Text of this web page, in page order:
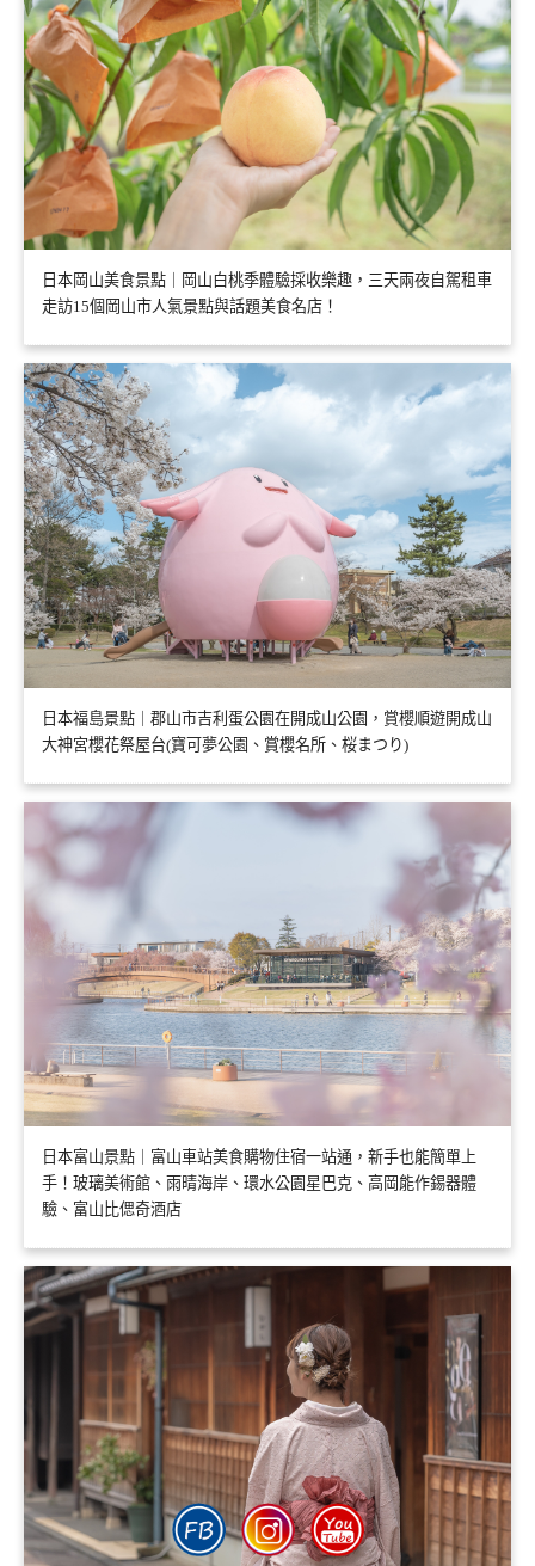
日本岡山美食景點｜岡山白桃季體驗採收樂趣，三天兩夜自駕租車
走訪15個岡山市人氣景點與話題美食名店！
日本福島景點｜郡山市吉利蛋公園在開成山公園，賞櫻順遊開成山
大神宮櫻花祭屋台(寶可夢公園、賞櫻名所、桜まつり)
日本富山景點｜富山車站美食購物住宿一站通，新手也能簡單上
手！玻璃美術館、雨晴海岸、環水公園星巴克、高岡能作錫器體
驗、富山比偲奇酒店